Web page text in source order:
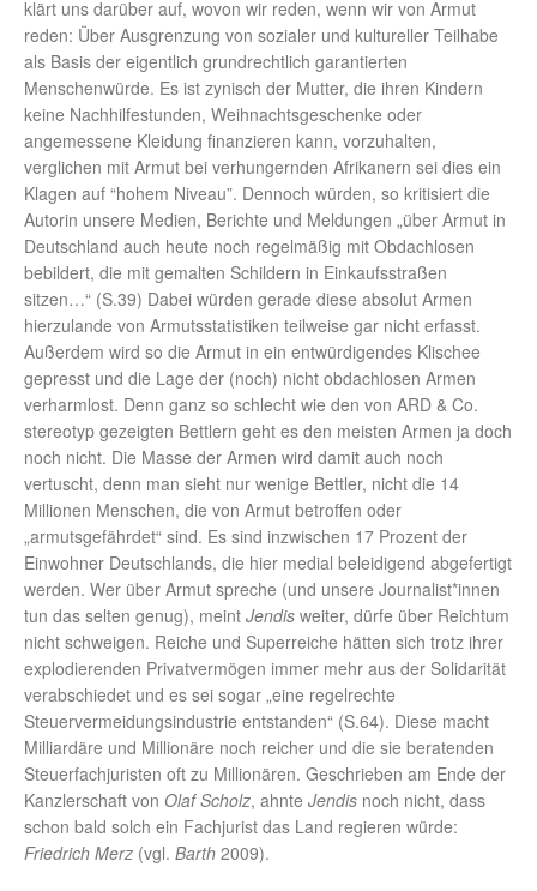
klärt uns darüber auf, wovon wir reden, wenn wir von Armut
reden: Über Ausgrenzung von sozialer und kultureller Teilhabe
als Basis der eigentlich grundrechtlich garantierten
Menschenwürde. Es ist zynisch der Mutter, die ihren Kindern
keine Nachhilfestunden, Weihnachtsgeschenke oder
angemessene Kleidung finanzieren kann, vorzuhalten,
verglichen mit Armut bei verhungernden Afrikanern sei dies ein
Klagen auf “hohem Niveau”. Dennoch würden, so kritisiert die
Autorin unsere Medien, Berichte und Meldungen „über Armut in
Deutschland auch heute noch regelmäßig mit Obdachlosen
bebildert, die mit gemalten Schildern in Einkaufsstraßen
sitzen…“ (S.39) Dabei würden gerade diese absolut Armen
hierzulande von Armutsstatistiken teilweise gar nicht erfasst.
Außerdem wird so die Armut in ein entwürdigendes Klischee
gepresst und die Lage der (noch) nicht obdachlosen Armen
verharmlost. Denn ganz so schlecht wie den von ARD & Co.
stereotyp gezeigten Bettlern geht es den meisten Armen ja doch
noch nicht. Die Masse der Armen wird damit auch noch
vertuscht, denn man sieht nur wenige Bettler, nicht die 14
Millionen Menschen, die von Armut betroffen oder
„armutsgefährdet“ sind. Es sind inzwischen 17 Prozent der
Einwohner Deutschlands, die hier medial beleidigend abgefertigt
werden. Wer über Armut spreche (und unsere Journalist*innen
tun das selten genug), meint Jendis weiter, dürfe über Reichtum
nicht schweigen. Reiche und Superreiche hätten sich trotz ihrer
explodierenden Privatvermögen immer mehr aus der Solidarität
verabschiedet und es sei sogar „eine regelrechte
Steuervermeidungsindustrie entstanden“ (S.64). Diese macht
Milliardäre und Millionäre noch reicher und die sie beratenden
Steuerfachjuristen oft zu Millionären. Geschrieben am Ende der
Kanzlerschaft von Olaf Scholz, ahnte Jendis noch nicht, dass
schon bald solch ein Fachjurist das Land regieren würde:
Friedrich Merz (vgl. Barth 2009).